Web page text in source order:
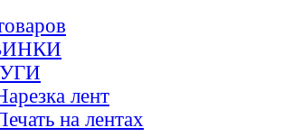
лент
на лентах